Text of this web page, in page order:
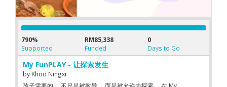
790%
Supported
RM85,338
Funded
0
Days to Go
My FunPLAY - 让探索发生
by Khoo Ningxi